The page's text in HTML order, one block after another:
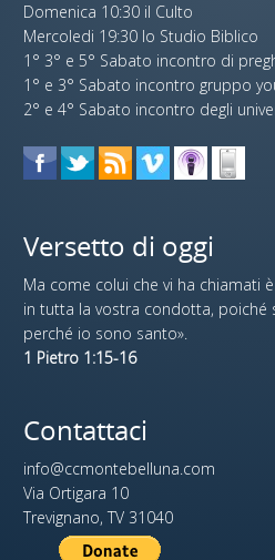
Domenica 10:30 il Culto
Mercoledi 19:30 lo Studio Biblico
1° 3° e 5° Sabato incontro di
1° e 3° Sabato incontro gruppo
2° e 4° Sabato incontro degli
Versetto di oggi
Ma come colui che vi ha chiamati
in tutta la vostra condotta, poiché
perché io sono santo».
1 Pietro 1:15-16
Contattaci
info@ccmontebelluna.com
Via Ortigara 10
Trevignano, TV 31040